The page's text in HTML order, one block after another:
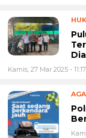
Kamis, 27 Mar 2025 -